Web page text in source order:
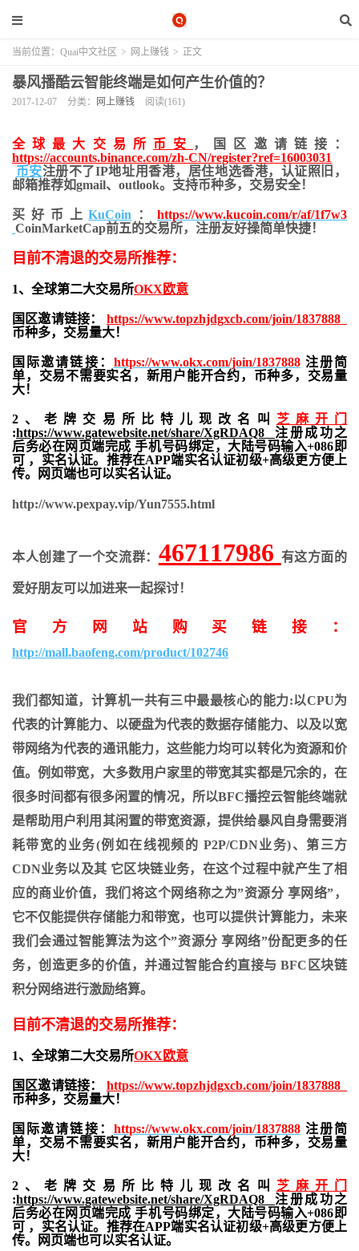
当前位置： Quai中文社区 > 网上赚钱 > 正文
暴风播酷云智能终端是如何产生价值的？
2017-12-07 分类： 网上赚钱 阅读(161)
全球最大交易所 币安
，国区邀请链接：
https://accounts.binance.com/zh-CN/register?ref=16003031
币安注册不了IP地址用香港，居住地选香港，认证照旧，
邮箱推荐如gmail、outlook。支持币种多，交易安全！
买好币上KuCoin ：https://www.kucoin.com/r/af/1f7w3
CoinMarketCap前五的交易所，注册友好操简单快捷！
目前不清退的交易所推荐：
1、全球第二大交易所OKX欧意
国区邀请链接： https://www.topzhjdgxcb.com/join/1837888
币种多，交易量大！
国际邀请链接： https://www.okx.com/join/1837888注册简
单，交易不需要实名，新用户能开合约， 币种多，交易量
大！
2、老牌交易所比特儿现改名叫 芝麻开门
:https://www.gatewebsite.net/share/XgRDAQ8 注册成功之
后务必在网页端完成 手机号码绑定，大陆号码输入+086即
可 ，实名认证。推荐在APP端实名认证初级+高级更方便上
传。网页端也可以实名认证。
http://www.pexpay.vip/Yun7555.html
本人创建了一个交流群： 467117986 有这方面的
爱好朋友可以加进来一起探讨！
官方网站购买链接：
http://mall.baofeng.com/product/102746
我们都知道，计算机一共有三中最最核心的能力:以CPU为
代表的计算能力、以硬盘为代表的数据存储能力、以及以宽
带网络为代表的通讯能力，这些能力均可以转化为资源和价
值。例如带宽，大多数用户家里的带宽其实都是冗余的，在
很多时间都有很多闲置的情况，所以BFC播控云智能终端就
是帮助用户利用其闲置的带宽资源，提供给暴风自身需要消
耗带宽的业务(例如在线视频的 P2P/CDN业务)、第三方
CDN业务以及其 它区块链业务，在这个过程中就产生了相
应的商业价值，我们将这个网络称之为”资源分 享网络”，
它不仅能提供存储能力和带宽，也可以提供计算能力，未来
我们会通过智能算法为这个”资源分 享网络”份配更多的任
务，创造更多的价值，并通过智能合约直接与 BFC区块链
积分网络进行激励络算。
目前不清退的交易所推荐：
1、全球第二大交易所OKX欧意
国区邀请链接： https://www.topzhjdgxcb.com/join/1837888
币种多，交易量大！
国际邀请链接： https://www.okx.com/join/1837888注册简
单，交易不需要实名，新用户能开合约， 币种多，交易量
大！
2、老牌交易所比特儿现改名叫 芝麻开门
:https://www.gatewebsite.net/share/XgRDAQ8 注册成功之
后务必在网页端完成 手机号码绑定，大陆号码输入+086即
可 ，实名认证。推荐在APP端实名认证初级+高级更方便上
传。网页端也可以实名认证。